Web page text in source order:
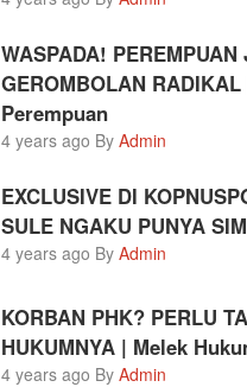
WASPADA! PEREMPUAN
GEROMBOLAN
Perempuan
4 years ago ByAdmin
EXCLUSIVE DI
SULE NGAKU PUNYA
4 years ago ByAdmin
KORBAN PHK? PERLU
HUKUMNYA | Melek
4 years ago ByAdmin